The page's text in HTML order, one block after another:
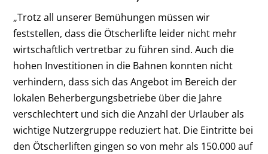
„Trotz all unserer Bemühungen müssen wir
feststellen, dass die Ötscherlifte leider nicht mehr
wirtschaftlich vertretbar zu führen sind. Auch die
hohen Investitionen in die Bahnen konnten nicht
verhindern, dass sich das Angebot im Bereich der
lokalen Beherbergungsbetriebe über die Jahre
verschlechtert und sich die Anzahl der Urlauber als
wichtige Nutzergruppe reduziert hat. Die Eintritte bei
den Ötscherliften gingen so von mehr als 150.000 auf